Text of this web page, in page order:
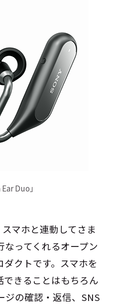
Duo」
スマホと連動してさま
ってくれるオープン
クトです。スマホを
できることはもちろん
ジの確認・返信、SNS